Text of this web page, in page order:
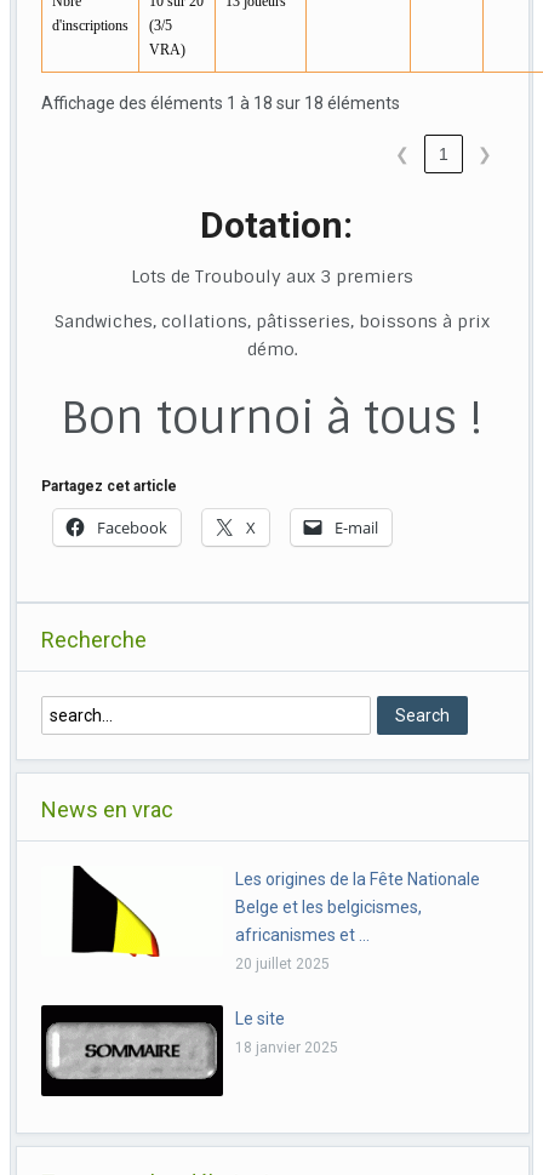
d'inscriptions
(3/5
VRA)
Affichage des éléments 1 à 18 sur 18 éléments
❮ 1 ❯
Dotation:
Lots de Troubouly aux 3 premiers
Sandwiches, collations, pâtisseries, boissons à prix
démo.
Bon tournoi à tous !
Partagez cet article
Facebook X E-mail
Recherche
News en vrac
Les origines de la Fête Nationale
Belge et les belgicismes,
africanismes et …
20 juillet 2025
Le site
18 janvier 2025